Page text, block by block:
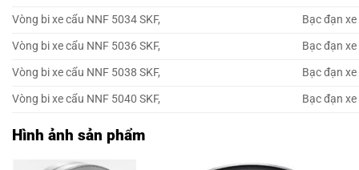
Vòng bi xe cẩu NNF 5034 SKF,
Bạc đạn
Vòng bi xe cẩu NNF 5036 SKF,
Bạc đạn
Vòng bi xe cẩu NNF 5038 SKF,
Bạc đạn
Vòng bi xe cẩu NNF 5040 SKF,
Bạc đạn
Hình ảnh sản phẩm